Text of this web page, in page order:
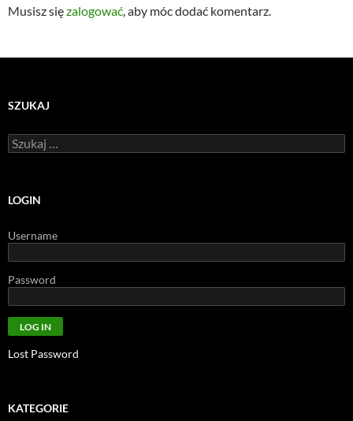
Musisz sięzalogować, aby móc dodać komentarz.
SZUKAJ
Szukaj:
LOGIN
Username
Password
Lost Password
KATEGORIE